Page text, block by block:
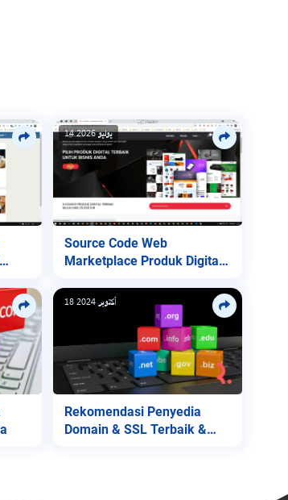
14 يوليو 2026
Source Code Web
Marketplace Produk Digital
18 أكتوبر 2024
Rekomendasi Penyedia
Domain & SSL Terbaik &